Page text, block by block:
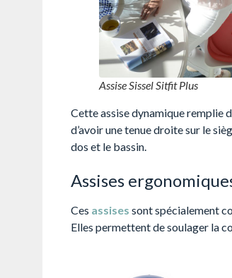
Assise Sissel Sitfit Plus
Cette assise dynamique remplie
d’avoir une tenue droite sur le
dos et le bassin.
Assises
Ces assises sont spécialement
Elles permettent de soulager la